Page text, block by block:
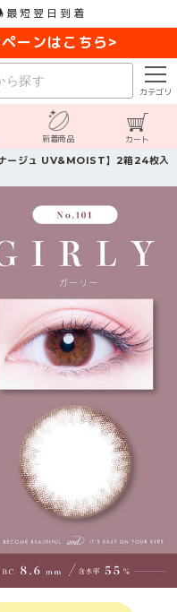
最短翌日到着
ーンはこちら>
カテゴリ
新着商品 カート
ジュ UV&MOIST】2箱24枚入